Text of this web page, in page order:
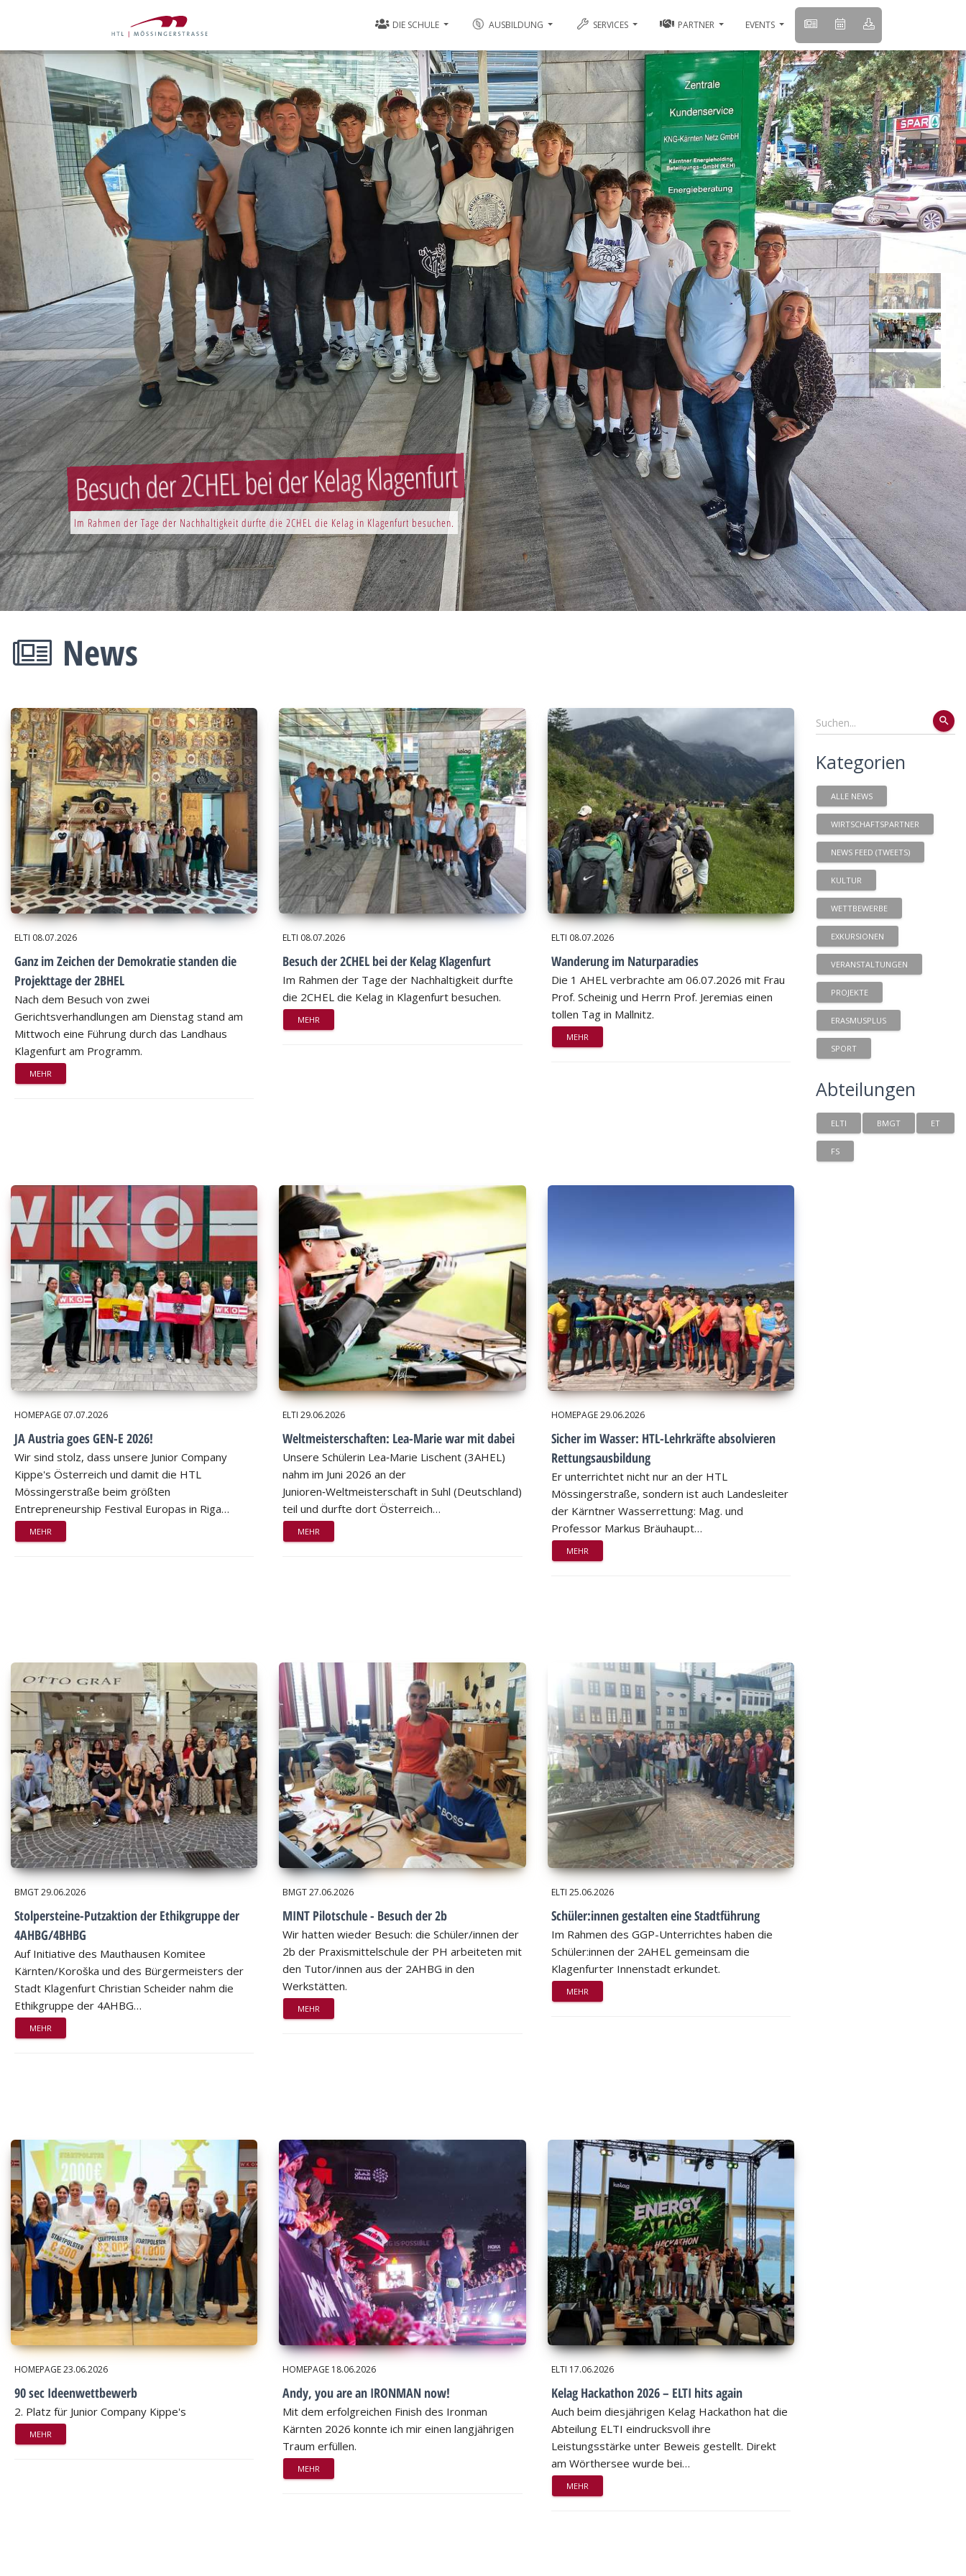
DIE SCHULE AUSBILDUNG SERVICES PARTNER EVENTS
Im Rahmen der Tage der Nachhaltigkeit durfte die 2CHEL die Kelag in Klagenfurt besuchen.
Besuch der 2CHEL bei der Kelag Klagenfurt
News
ELTI 08.07.2026
Ganz im Zeichen der Demokratie standen die
Projekttage der 2BHEL
Nach dem Besuch von zwei
Gerichtsverhandlungen am Dienstag stand am
Mittwoch eine Führung durch das Landhaus
Klagenfurt am Programm.
MEHR
ELTI 08.07.2026
Besuch der 2CHEL bei der Kelag Klagenfurt
Im Rahmen der Tage der Nachhaltigkeit durfte
die 2CHEL die Kelag in Klagenfurt besuchen.
MEHR
ELTI 08.07.2026
Wanderung im Naturparadies
Die 1 AHEL verbrachte am 06.07.2026 mit Frau
Prof. Scheinig und Herrn Prof. Jeremias einen
tollen Tag in Mallnitz.
MEHR
HOMEPAGE 07.07.2026
JA Austria goes GEN-E 2026!
Wir sind stolz, dass unsere Junior Company
Kippe's Österreich und damit die HTL
Mössingerstraße beim größten
Entrepreneurship Festival Europas in Riga…
MEHR
ELTI29.06.2026
Weltmeisterschaften: Lea-Marie war mit dabei
Unsere Schülerin Lea‑Marie Lischent (3AHEL)
nahm im Juni 2026 an der
Junioren‑Weltmeisterschaft in Suhl (Deutschland)
teil und durfte dort Österreich…
MEHR
HOMEPAGE29.06.2026
Sicher im Wasser: HTL-Lehrkräfte absolvieren
Rettungsausbildung
Er unterrichtet nicht nur an der HTL
Mössingerstraße, sondern ist auch Landesleiter
der Kärntner Wasserrettung: Mag. und
Professor Markus Bräuhaupt…
MEHR
BMGT29.06.2026
Stolpersteine-Putzaktion der Ethikgruppe der
4AHBG/4BHBG
Auf Initiative des Mauthausen Komitee
Kärnten/Koroška und des Bürgermeisters der
Stadt Klagenfurt Christian Scheider nahm die
Ethikgruppe der 4AHBG…
MEHR
BMGT27.06.2026
MINT Pilotschule - Besuch der 2b
Wir hatten wieder Besuch: die Schüler/innen der
2b der Praxismittelschule der PH arbeiteten mit
den Tutor/innen aus der 2AHBG in den
Werkstätten.
MEHR
ELTI 25.06.2026
Schüler:innen gestalten eine Stadtführung
Im Rahmen des GGP-Unterrichtes haben die
Schüler:innen der 2AHEL gemeinsam die
Klagenfurter Innenstadt erkundet.
MEHR
HOMEPAGE23.06.2026
90 sec Ideenwettbewerb
2. Platz für Junior Company Kippe's
MEHR
HOMEPAGE 18.06.2026
Andy, you are an IRONMAN now!
Mit dem erfolgreichen Finish des Ironman
Kärnten 2026 konnte ich mir einen langjährigen
Traum erfüllen.
MEHR
ELTI 17.06.2026
Kelag Hackathon 2026 – ELTI hits again
Auch beim diesjährigen Kelag Hackathon hat die
Abteilung ELTI eindrucksvoll ihre
Leistungsstärke unter Beweis gestellt. Direkt
am Wörthersee wurde bei…
MEHR
search
Kategorien
ALLE NEWS
WIRTSCHAFTSPARTNER
NEWS FEED (TWEETS)
KULTUR
WETTBEWERBE
EXKURSIONEN
VERANSTALTUNGEN
PROJEKTE
ERASMUSPLUS
SPORT
Abteilungen
ELTI BMGT ET
FS